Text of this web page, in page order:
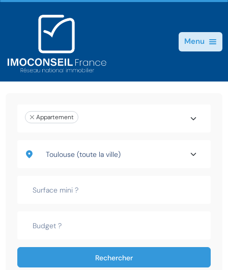
Menu
Appartement
Rechercher